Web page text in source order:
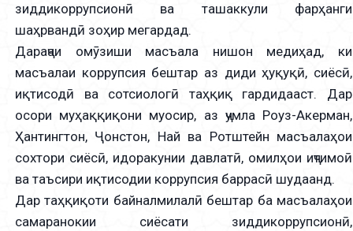
зиддикоррупсионӣ ва ташаккули фарҳанги
шаҳрвандӣ зоҳир мегардад.
Дараҷаи омӯзиши масъала нишон медиҳад, ки
масъалаи коррупсия бештар аз диди ҳуқуқӣ, сиёсӣ,
иқтисодӣ ва сотсиологӣ таҳқиқ гардидааст. Дар
осори муҳаққиқони муосир, аз ҷумла Роуз-Акерман,
Ҳантингтон, Ҷонстон, Най ва Ротштейн масъалаҳои
сохтори сиёсӣ, идоракунии давлатӣ, омилҳои иҷтимоӣ
ва таъсири иқтисодии коррупсия баррасӣ шудаанд.
Дар таҳқиқоти байналмилалӣ бештар ба масъалаҳои
самаранокии сиёсати зиддикоррупсионӣ,